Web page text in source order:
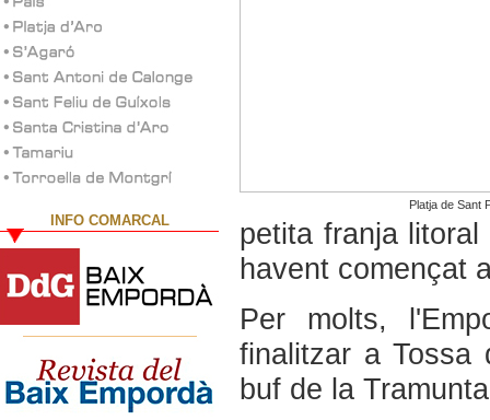
INFO COMARCAL
Platja de Sant
petita franja
havent començat
Per molts,
finalitzar a Tossa
buf de la